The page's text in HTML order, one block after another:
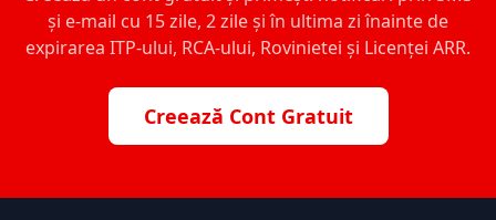
și e-mail cu 15 zile, 2 zile și în ultima zi înainte de
expirarea ITP-ului, RCA-ului, Rovinietei și Licenței ARR.
Creează Cont Gratuit